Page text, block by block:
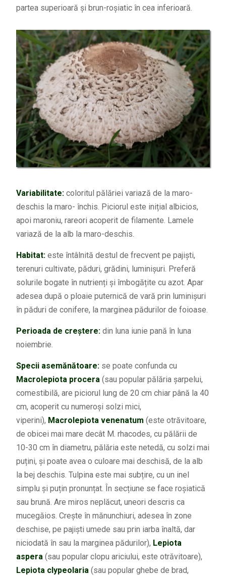
partea superioară și brun-roșiatic în cea inferioară.
Variabilitate:coloritul pălăriei variază de la maro-
deschis la maro- închis. Piciorul este inițial albicios,
apoi maroniu, rareori acoperit de filamente. Lamele
variază de la alb la maro-deschis.
Habitat:este întâlnită destul de frecvent pe pajiști,
terenuri cultivate, păduri, grădini, luminișuri. Preferă
solurile bogate în nutrienți și îmbogățite cu azot. Apar
adesea după o ploaie puternică de vară prin luminișuri
în păduri de conifere, la marginea pădurilor de foioase.
Perioada de creștere: din luna iunie pană în luna
noiembrie.
Specii asemănătoare:se poate confunda cu
Macrolepiota procera(sau popular pălăria șarpelui,
comestibilă, are piciorul lung de 20 cm chiar până la 40
cm, acoperit cu numeroși solzi mici,
viperini), Macrolepiota venenatum (este otrăvitoare,
de obicei mai mare decât M. rhacodes, cu pălării de
10-30 cm în diametru, pălăria este netedă, cu solzi mai
puțini, și poate avea o culoare mai deschisă, de la alb
la bej deschis. Tulpina este mai subțire, cu un inel
simplu și puțin pronunțat. În secțiune se face roșiatică
sau brună. Are miros neplăcut, uneori descris ca
mucegăios. Crește în mănunchiuri, adesea în zone
deschise, pe pajiști umede sau prin iarba înaltă, dar
niciodată în sau la marginea pădurilor), Lepiota
aspera(sau popular clopu ariciului, este otrăvitoare),
Lepiota clypeolaria(sau popular ghebe de brad,